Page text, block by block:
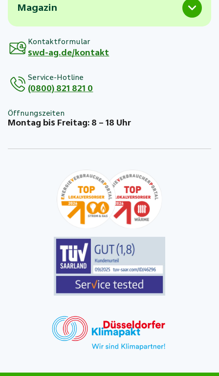
Magazin
Kontaktformular
swd-ag.de/kontakt
Service-Hotline
(0800) 821 821 0
Öffnungszeiten
Montag bis Freitag: 8 – 18 Uhr